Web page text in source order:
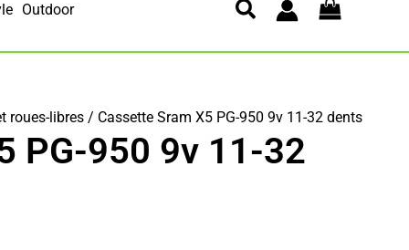
Outdoor
roues-libres/ Cassette Sram X5 PG-950 9v 11-32 dents
PG-950 9v 11-32